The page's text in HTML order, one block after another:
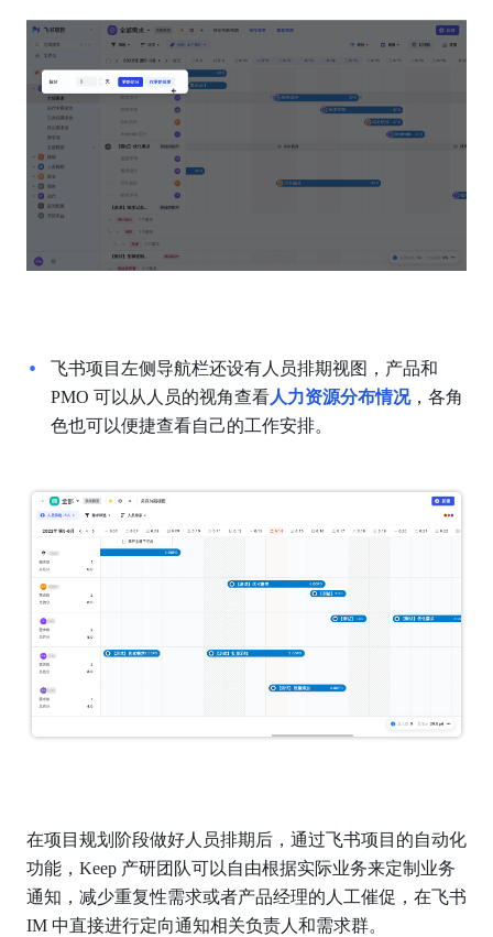
飞书项目左侧导航栏还设有人员排期视图，产品和
PMO 可以从人员的视角查看人力资源分布情况，各角
色也可以便捷查看自己的工作安排。
在项目规划阶段做好人员排期后，通过飞书项目的自动化
功能，Keep 产研团队可以自由根据实际业务来定制业务
通知，减少重复性需求或者产品经理的人工催促，在飞书
IM 中直接进行定向通知相关负责人和需求群。